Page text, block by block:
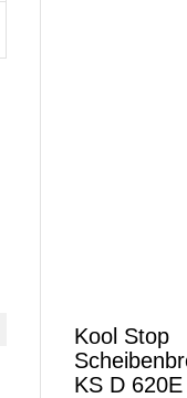
Kool Stop
KS D 620E